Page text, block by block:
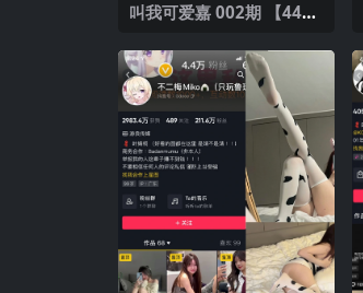
叫我可爱嘉 002期 【44